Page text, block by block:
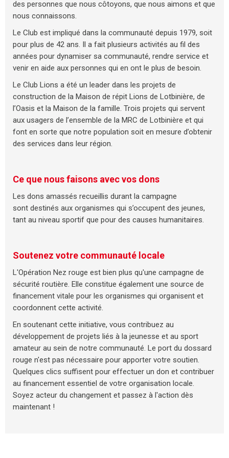
des personnes que nous côtoyons, que nous aimons et que
nous connaissons.
Le Club est impliqué dans la communauté depuis 1979, soit
pour plus de 42 ans. Il a fait plusieurs activités au fil des
années pour dynamiser sa communauté, rendre service et
venir en aide aux personnes qui en ont le plus de besoin.
Le Club Lions a été un leader dans les projets de
construction de la Maison de répit Lions de Lotbinière, de
l’Oasis et la Maison de la famille. Trois projets qui servent
aux usagers de l’ensemble de la MRC de Lotbinière et qui
font en sorte que notre population soit en mesure d’obtenir
des services dans leur région.
Ce que nous faisons avec vos dons
Les dons amassés recueillis durant la campagne
sont destinés aux organismes qui s’occupent des jeunes,
tant au niveau sportif que pour des causes humanitaires.
Soutenez votre communauté locale
L'Opération Nez rouge est bien plus qu'une campagne de
sécurité routière. Elle constitue également une source de
financement vitale pour les organismes qui organisent et
coordonnent cette activité.
En soutenant cette initiative, vous contribuez au
développement de projets liés à la jeunesse et au sport
amateur au sein de notre communauté. Le port du dossard
rouge n'est pas nécessaire pour apporter votre soutien.
Quelques clics suffisent pour effectuer un don et contribuer
au financement essentiel de votre organisation locale.
Soyez acteur du changement et passez à l'action dès
maintenant !